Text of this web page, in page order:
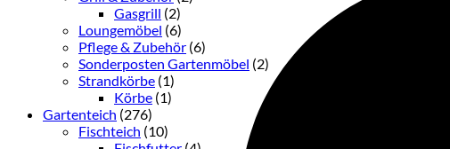
Gasgrill (2)
Loungemöbel (6)
Pflege & Zubehör (6)
Sonderposten Gartenmöbel (2)
Strandkörbe (1)
Körbe (1)
Gartenteich (276)
Fischteich (10)